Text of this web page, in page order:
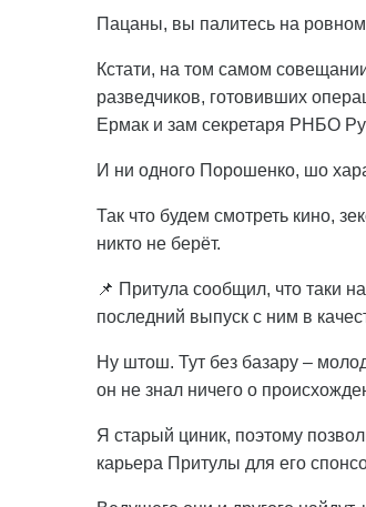
Пацаны, вы палитесь на
Кстати, на том самом
разведчиков, готовивших
Ермак и зам секретаря РНБО
И ни одного Порошенко, шо
Так что будем смотреть кино,
никто не берёт.
📌 Притула сообщил, что таки
последний выпуск с ним в
Ну штош. Тут без базару –
он не знал ничего о
Я старый циник, поэтому
карьера Притулы для его